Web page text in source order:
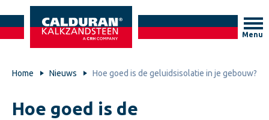
Menu
Home Nieuws Hoe goed is de geluidsisolatie in je gebouw?
Hoe goed is de